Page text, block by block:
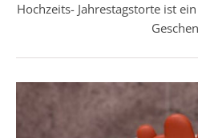
Hochzeits- Jahrestagstorte ist